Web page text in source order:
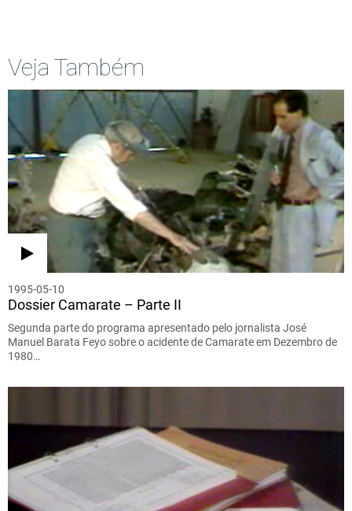
Veja Também
1995-05-10
Dossier Camarate – Parte II
Segunda parte do programa apresentado pelo jornalista José
Manuel Barata Feyo sobre o acidente de Camarate em Dezembro de
1980…